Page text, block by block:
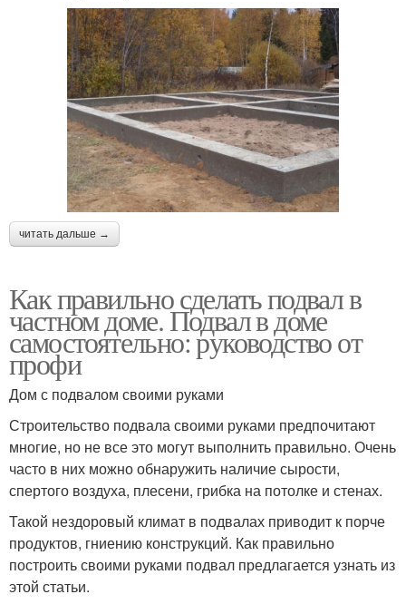
читать дальше →
Как правильно сделать подвал в
частном доме. Подвал в доме
самостоятельно: руководство от
профи
Дом с подвалом своими руками
Строительство подвала своими руками предпочитают
многие, но не все это могут выполнить правильно. Очень
часто в них можно обнаружить наличие сырости,
спертого воздуха, плесени, грибка на потолке и стенах.
Такой нездоровый климат в подвалах приводит к порче
продуктов, гниению конструкций. Как правильно
построить своими руками подвал предлагается узнать из
этой статьи.